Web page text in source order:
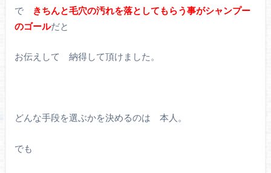
で
きちんと毛穴の汚れを落としてもらう事がシャンプー
のゴールだと
お伝えして 納得して頂けました。
どんな手段を選ぶかを決めるのは 本人。
でも